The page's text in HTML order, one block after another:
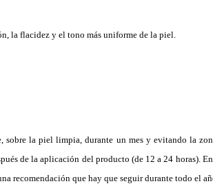
la flacidez y el tono más uniforme de la piel.
la piel limpia, durante un mes y evitando la
de la aplicación del producto (de 12 a 24 horas). En
recomendación que hay que seguir durante todo el